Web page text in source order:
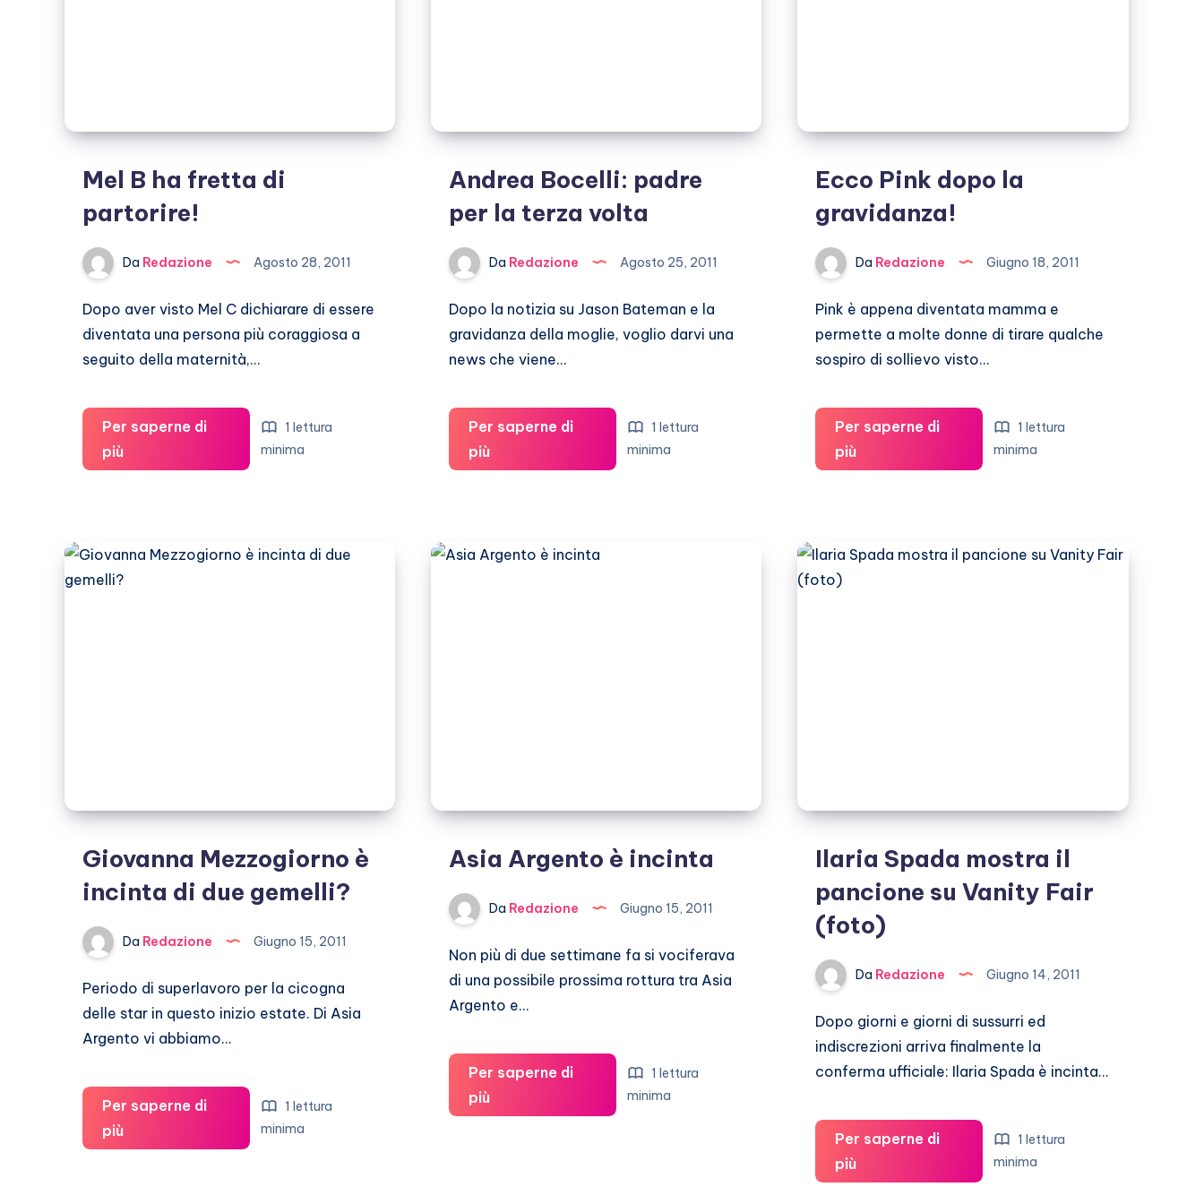
Mel B ha fretta di
partorire!
Da Redazione Agosto 28, 2011
Dopo aver visto Mel C dichiarare di essere
diventata una persona più coraggiosa a
seguito della maternità,…
Per saperne di
piùMel
B
di
partorire!
1 lettura
minima
Andrea Bocelli: padre
per la terza volta
Da Redazione Agosto 25, 2011
Dopo la notizia su Jason Bateman e la
gravidanza della moglie, voglio darvi una
news che viene…
Per saperne di
piùAndrea
Bocelli:
la
1 lettura
minima
Ecco Pink dopo la
gravidanza!
Da Redazione Giugno 18, 2011
Pink è appena diventata mamma e
permette a molte donne di tirare qualche
sospiro di sollievo visto…
Per saperne di
piùEcco
Pink
gravidanza!
1 lettura
minima
Giovanna Mezzogiorno è
incinta di due gemelli?
Da Redazione Giugno 15, 2011
Periodo di superlavoro per la cicogna
delle star in questo inizio estate. Di Asia
Argento vi abbiamo…
Per saperne di
piùGiovanna
Mezzogiorno
1 lettura
minima
Asia Argento è incinta
Da Redazione Giugno 15, 2011
Non più di due settimane fa si vociferava
di una possibile prossima rottura tra Asia
Argento e…
Per saperne di
piùAsia
Argento
1 lettura
minima
Ilaria Spada mostra il
pancione su Vanity Fair
(foto)
Da Redazione Giugno 14, 2011
Dopo giorni e giorni di sussurri ed
indiscrezioni arriva finalmente la
conferma ufficiale: Ilaria Spada è incinta…
Per saperne di
piùIlaria
Spada
1 lettura
minima